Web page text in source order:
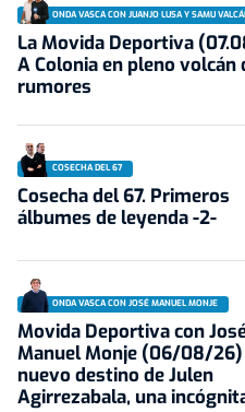
ONDA VASCA CON JUANJO LUSA Y SAMU
La Movida Deportiva
A Colonia en pleno volcán
rumores
COSECHA DEL 67
Cosecha del 67. Primeros
álbumes de leyenda -2-
ONDA VASCA CON JOSÉ MANUEL MONJE
Movida Deportiva con
Manuel Monje (06/08/26)
nuevo destino de Julen
Agirrezabala, una